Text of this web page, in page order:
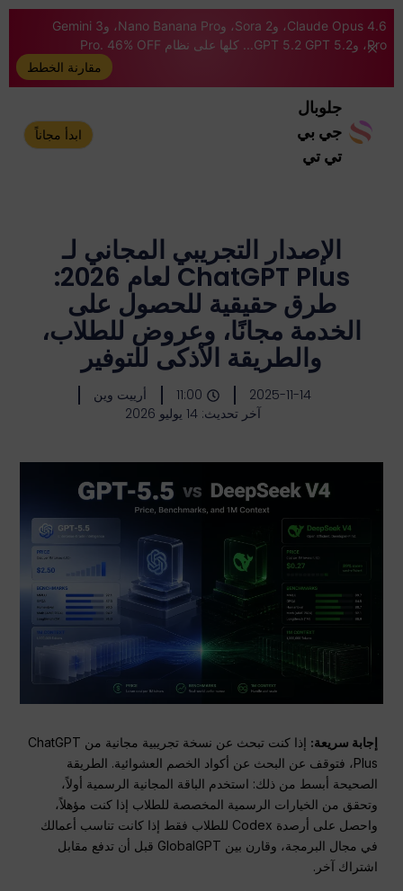
Claude Opus 4.6، وSora 2، وNano Banana Pro، وGemini 3
Pro، وGPT 5.2 GPT 5.2... كلها على نظام Pro. 46% OFF
مقارنة الخطط
جلوبال
جي بي
تي تي
ابدأ مجاناً
الإصدار التجريبي المجاني لـ
ChatGPT Plus لعام 2026:
طرق حقيقية للحصول على
الخدمة مجانًا، وعروض للطلاب،
والطريقة الأذكى للتوفير
2025-11-14
11:00
أرييت وين
آخر تحديث: 14 يوليو 2026
إجابة سريعة:
إذا كنت تبحث عن نسخة تجريبية مجانية من ChatGPT
Plus، فتوقف عن البحث عن أكواد الخصم العشوائية. الطريقة
الصحيحة أبسط من ذلك: استخدم الباقة المجانية الرسمية أولاً،
وتحقق من الخيارات الرسمية المخصصة للطلاب إذا كنت مؤهلاً،
واحصل على أرصدة Codex للطلاب فقط إذا كانت تناسب أعمالك
في مجال البرمجة، وقارن بين GlobalGPT قبل أن تدفع مقابل
اشتراك آخر.